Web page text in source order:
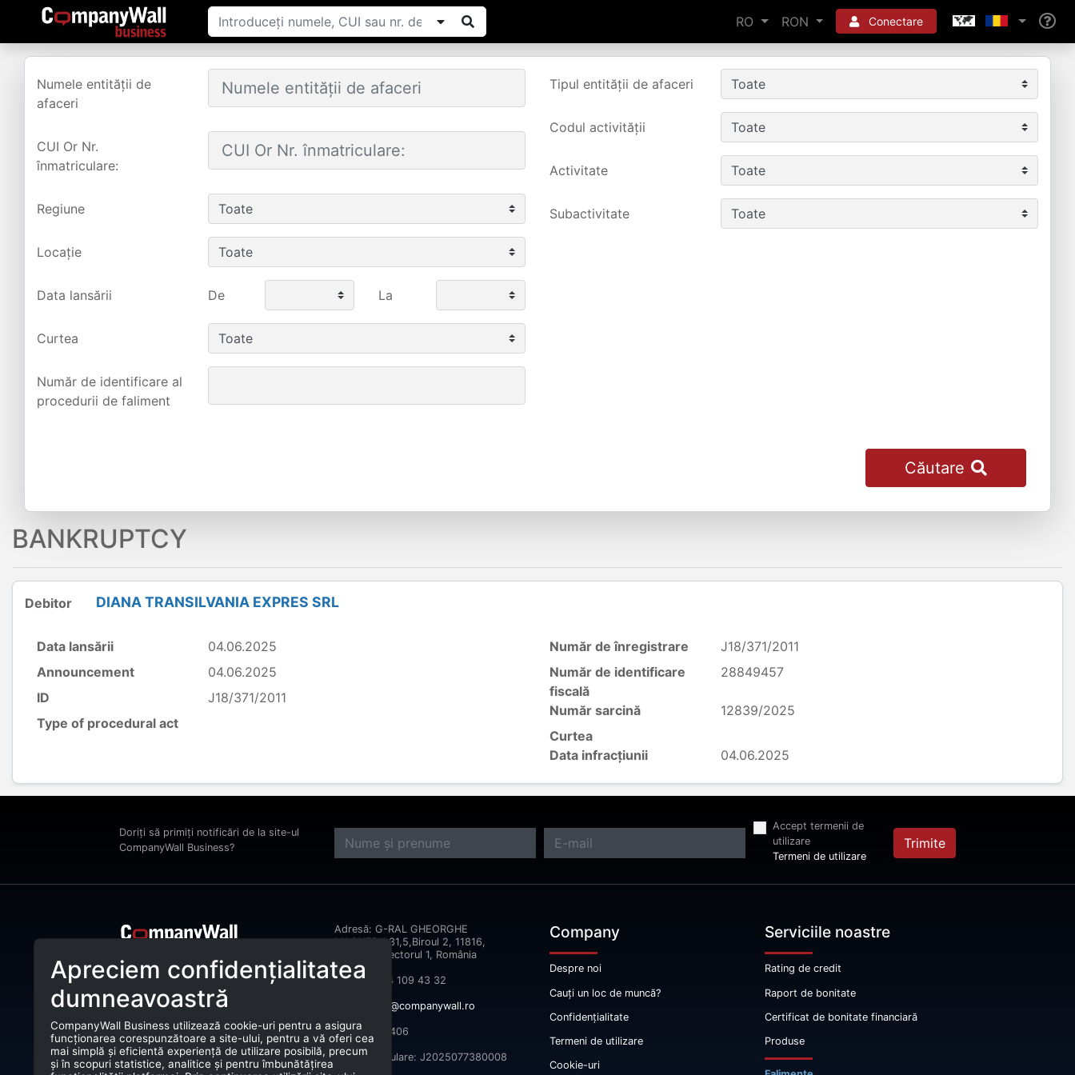
RO RON Conectare
Numele entității de
afaceri
CUI Or Nr.
înmatriculare:
Regiune
Locație
Tipul entității de afaceri
Codul activității
Activitate
Subactivitate
Data lansării De La
Curtea
Număr de identificare al
procedurii de faliment
Căutare
BANKRUPTCY
Debitor DIANA TRANSILVANIA EXPRES SRL
Data lansării
04.06.2025
Announcement
04.06.2025
ID
J18/371/2011
Type of procedural act
Număr de înregistrare
J18/371/2011
Număr de identificare
fiscală
28849457
Număr sarcină
12839/2025
Curtea
Data infracțiunii
04.06.2025
Doriți să primiți notificări de la site-ul
CompanyWall Business?
Accept termenii de
utilizare
Termeni de utilizare
Trimite
CompanyWall Business ajută entitățile
de afaceri încă din anul 2025 să își
îmbunătățească activitatea prin
identificarea și conectarea cu clienții
potriviți.
CompanyWall Business © 2026
Adresă: G-RAL GHEORGHE
MAGHERU,31,5,Biroul 2, 11816,
Bucureşti Sectorul 1, România
Telefon: 074 109 43 32
info@companywall.ro
CUI: 52665406
Nr. înmatriculare: J2025077380008
Company
Despre noi
Cauți un loc de muncă?
Confidențialitate
Termeni de utilizare
Cookie-uri
Serviciile noastre
Rating de credit
Raport de bonitate
Certificat de bonitate financiară
Produse
Apreciem confidențialitatea
dumneavoastră
CompanyWall Business utilizează cookie-uri pentru a asigura
funcționarea corespunzătoare a site-ului, pentru a vă oferi cea
mai simplă și eficientă experiență de utilizare posibilă, precum
și în scopuri statistice, analitice și pentru îmbunătățirea